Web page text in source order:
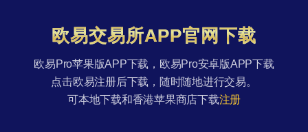
欧易交易所APP官网下载
欧易Pro苹果版APP下载，欧易Pro安卓版APP下载
点击欧易注册后下载，随时随地进行交易。
可本地下载和香港苹果商店下载注册